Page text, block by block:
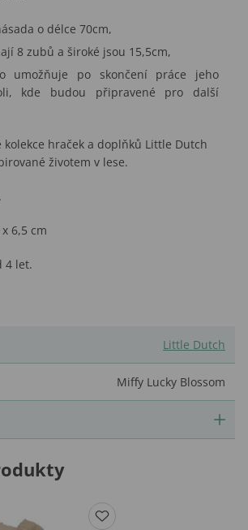
o délce 70cm,
8 zubů a široké jsou 15,5cm,
umožňuje po skončení práce jeho
kde budou připravené pro další
kolekce hraček a doplňků Little Dutch
životem v lese.
6,5 cm
4 let.
Little Dutch
Miffy Lucky Blossom